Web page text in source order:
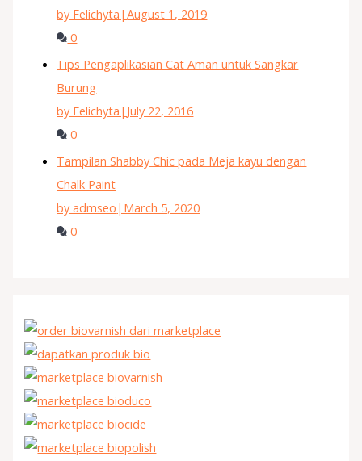
by Felichyta |August 1, 2019
0
Tips Pengaplikasian Cat Aman untuk Sangkar
Burung
by Felichyta | July 22, 2016
0
Tampilan Shabby Chic pada Meja kayu dengan
Chalk Paint
by admseo | March 5, 2020
0